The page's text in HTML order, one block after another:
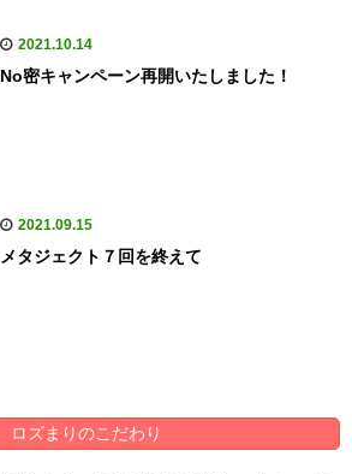
2021.10.14
No密キャンペーン再開いたしました！
2021.09.15
メタジェクト７回を終えて
ロズまりのこだわり